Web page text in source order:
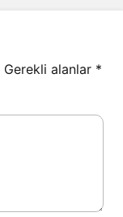
Gerekli alanlar *